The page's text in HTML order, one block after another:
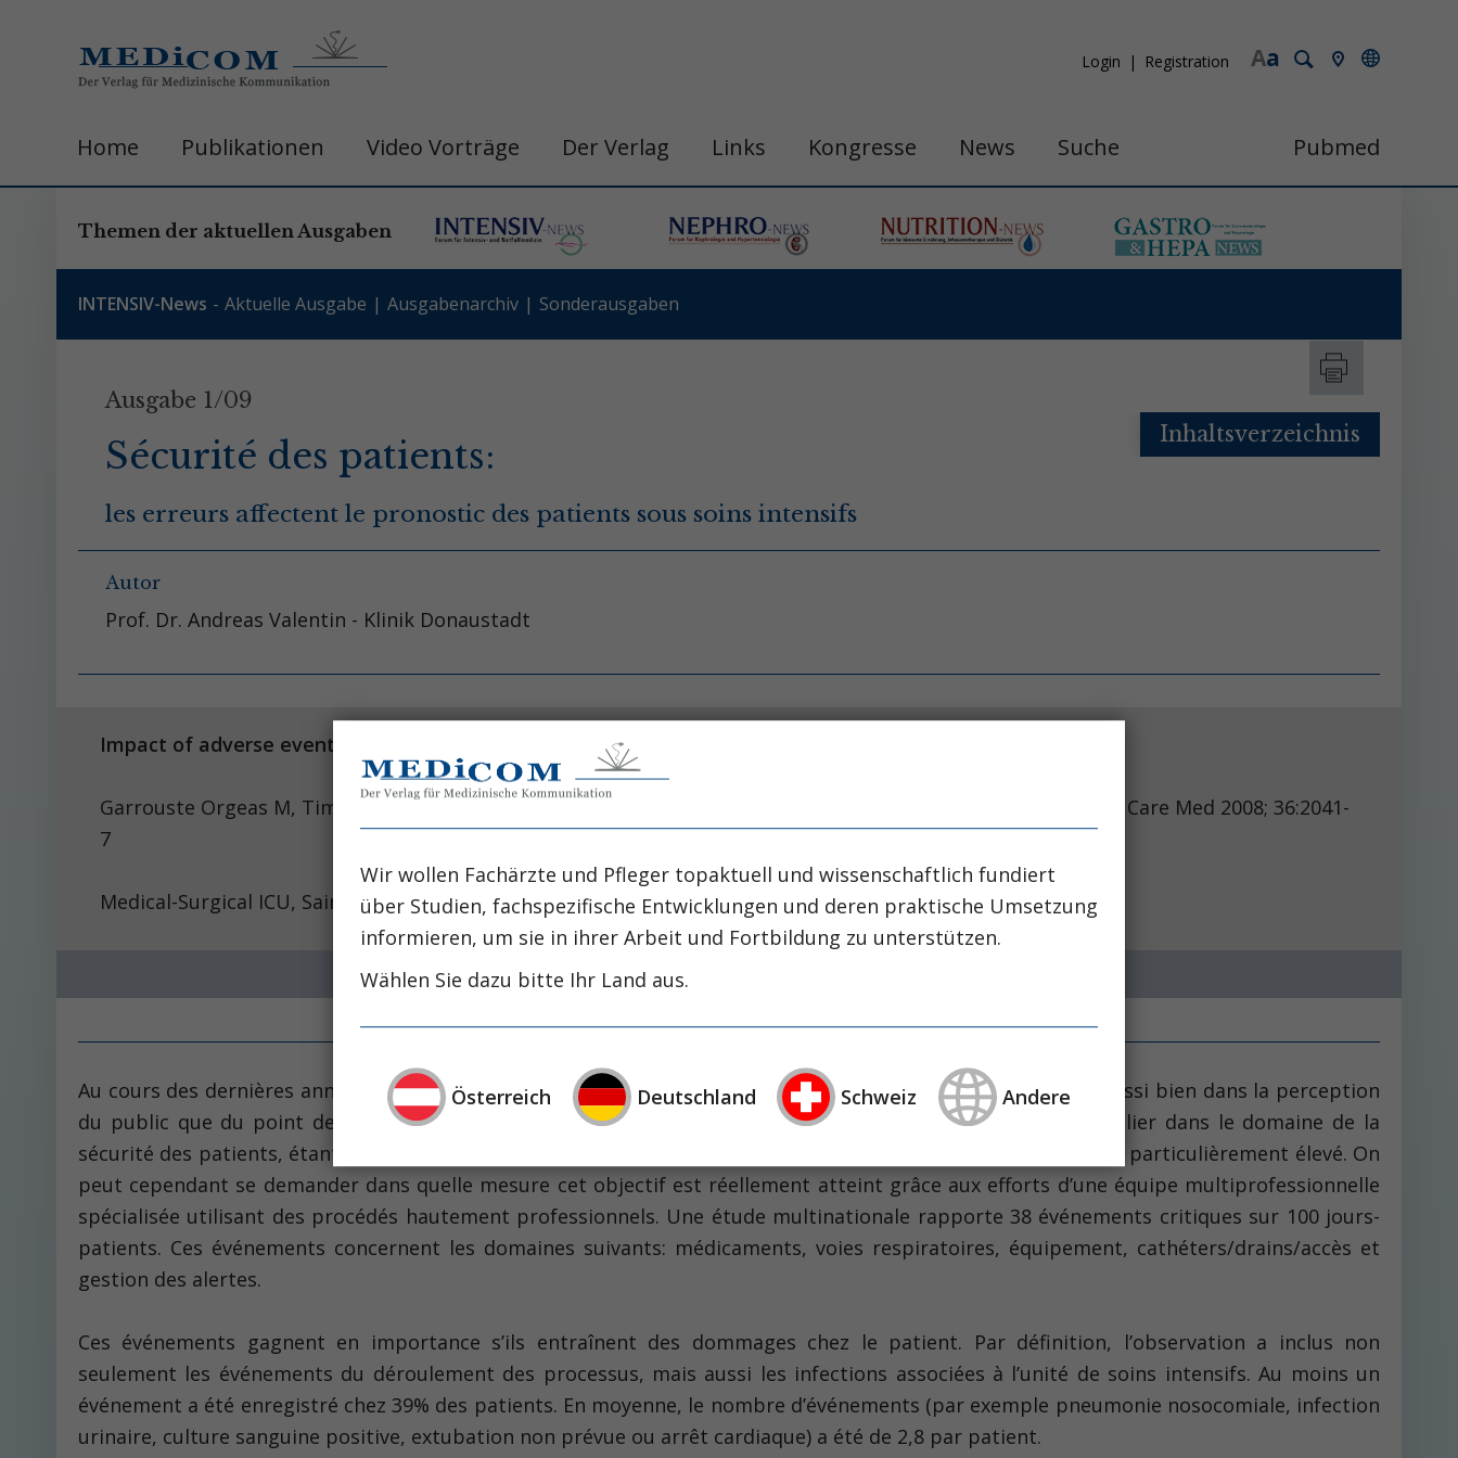
a
A
Login Registration
Home Publikationen Video Vorträge Der Verlag Links Kongresse News Suche Pubmed
Themen der aktuellen Ausgaben
INTENSIV-News Aktuelle Ausgabe Ausgabenarchiv Sonderausgaben
Ausgabe 1/09
Sécurité des patients:
les erreurs affectent le pronostic des patients sous soins intensifs
Autor
Prof. Dr. Andreas Valentin - Klinik Donaustadt
Inhaltsverzeichnis
Impact of adverse events on outcomes in intensive care unit patients.
Garrouste Orgeas M, Timsit JF, Soufir L, et al. Crit Care Med 2008; 36:2041-
7
Medical-Surgical ICU, Saint Joseph Hospital Network, Paris, France.
Au cours des dernières années, le thème de la sécurité des patients a de plus en plus gagné en importance aussi bien dans la perception
du public que du point de vue scientifique. L’unité des soins intensifs est considérée sous un angle particulier dans le domaine de la
sécurité des patients, étant donné qu’elle est consacrée tout spécialement au traitement des patients à risque particulièrement élevé. On
peut cependant se demander dans quelle mesure cet objectif est réellement atteint grâce aux efforts d’une équipe multiprofessionnelle
spécialisée utilisant des procédés hautement profes­sionnels. Une étude multinationale rapporte 38 événements critiques sur 100 jours-
patients. Ces événements concernent les domaines suivants: médicaments, voies respiratoires, équipement, cathéters/drains/accès et
gestion des alertes.
Ces événements gagnent en importance s’ils entraînent des dommages chez le patient. Par définition, l’observation a inclus non
seulement les événements du déroulement des processus, mais aussi les infections associées à l’unité de soins intensifs. Au moins un
événement a été enregistré chez 39% des patients. En moyenne, le nombre d’événements (par exemple pneumonie nosocomiale, infection
urinaire, culture sanguine positive, extubation non prévue ou arrêt cardiaque) a été de 2,8 par patient.
Wir wollen Fachärzte und Pfleger topaktuell und wissenschaftlich fundiert
über Studien, fachspezifische Entwicklungen und deren praktische Umsetzung
informieren, um sie in ihrer Arbeit und Fortbildung zu unterstützen.
Wählen Sie dazu bitte Ihr Land aus.
Österreich Deutschland Schweiz Andere